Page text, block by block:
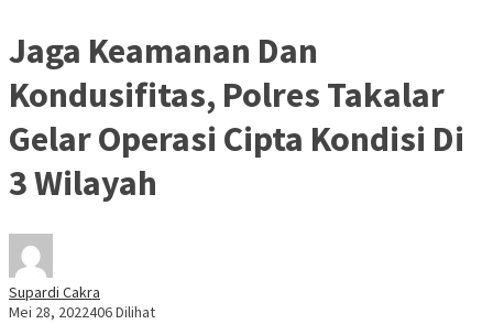
Jaga Keamanan Dan
Kondusifitas, Polres Takalar
Gelar Operasi Cipta Kondisi Di
3 Wilayah
Supardi Cakra
Mei 28, 2022406 Dilihat